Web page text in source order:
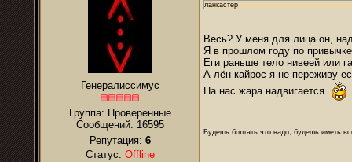
Генералиссимус
Группа: Проверенные
Сообщений: 16595
Репутация: 6
Статус: Offline
ланкастер
Весь? У меня для лица он,
Я в прошлом году по
Еги раньше тело нивеей или
А лён кайрос я не переживу
На нас жара надвигается
Будешь болтать что надо, будешь иметь